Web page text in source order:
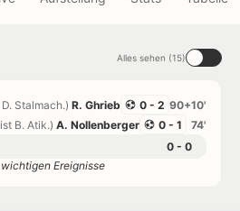
Alles sehen (15)
90+10'
0 - 2
Stalmach.) R. Ghrieb
74'
0 - 1
B. Atik.) A. Nollenberger
0 - 0
Ereignisse